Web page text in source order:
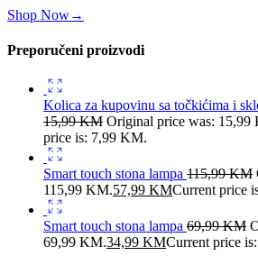
Shop Now→
Preporučeni proizvodi
Kolica za kupovinu sa točkićima i
15,99KM Original price was: 15,99
price is: 7,99 KM.
Smart touch stona lampa 115,99KM
115,99 KM.57,99 KMCurrent price
Smart touch stona lampa 69,99KM
69,99 KM.34,99 KMCurrent price